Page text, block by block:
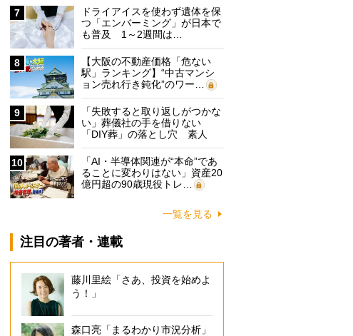
7
ドライアイスを使わず遺体を保
つ「エンバーミング」が日本で
も普及 1～2週間は…
8
【大阪の不動産価格「危ない
駅」ランキング】“中古マンシ
ョン売れ行き鈍化”のワー…
9
「失敗すると取り返しがつかな
い」葬儀社の手を借りない
「DIY葬」の落とし穴 素人
に…
10
「AI・半導体関連が“本命”であ
ることに変わりはない」資産20
億円超の90歳現役トレ…
一覧を見る
注目の著者・連載
藤川里絵「さあ、投資を始めよ
う！」
森口亮「まるわかり市況分析」